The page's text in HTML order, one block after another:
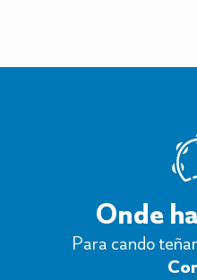
Onde
Para cando